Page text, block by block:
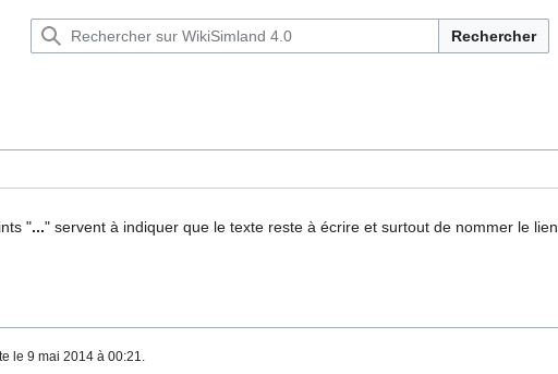
Rechercher
"..." servent à indiquer que le texte reste à écrire et surtout de nommer le lien.
le 9 mai 2014 à 00:21.